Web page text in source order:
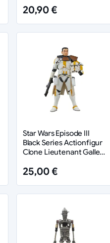
Commander) 10 cm
20,90 €
Star Wars Episode III
Black Series Actionfigur
Clone Lieutenant Galle
25,00 €